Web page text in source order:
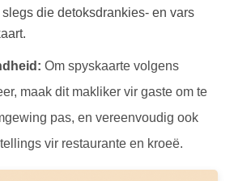
slegs die detoksdrankies- en vars
Om spyskaarte volgens
maak dit makliker vir gaste om te
pas, en vereenvoudig ook
vir restaurante en kroeë.